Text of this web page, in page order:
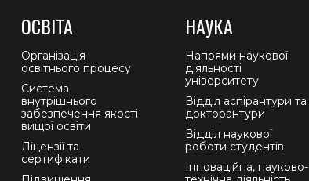
ОСВІТА
Організація
освітнього процесу
Система
внутрішнього
забезпечення якості
вищої освіти
Ліцензії та
сертифікати
НАУКА
Напрями наукової
діяльності
університету
Відділ аспірантури та
докторантури
Відділ наукової
роботи студентів
Інноваційна, науково-